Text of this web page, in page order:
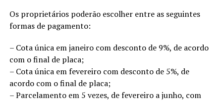
Os proprietários poderão escolher entre as seguintes
formas de pagamento:
– Cota única em janeiro com desconto de 9%, de acordo
com o final de placa;
– Cota única em fevereiro com desconto de 5%, de
acordo com o final de placa;
– Parcelamento em 5 vezes, de fevereiro a junho, com